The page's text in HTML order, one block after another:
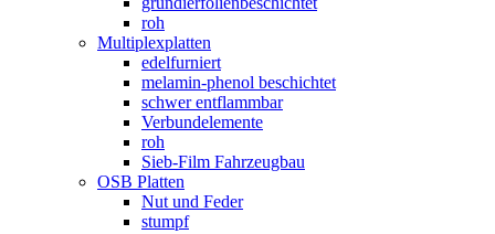
roh
Multiplexplatten
edelfurniert
melamin-phenol beschichtet
schwer entflammbar
Verbundelemente
roh
Sieb-Film Fahrzeugbau
OSB Platten
Nut und Feder
stumpf